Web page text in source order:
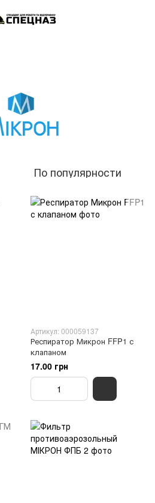
По популярности
Артикул: 000059137
Респиратор Микрон FFP1 с
клапаном
17.00 грн